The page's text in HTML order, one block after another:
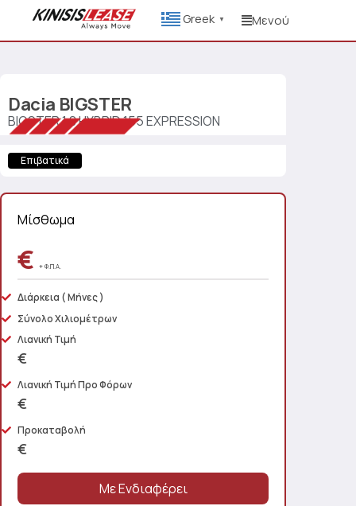
Greek ▼ Μενού
Dacia BIGSTER
BIGSTER 1.8 HYBRID 155 EXPRESSION
Επιβατικά
Μίσθωμα
€ + Φ.Π.Α.
Διάρκεια ( Μήνες )
Σύνολο Χιλιομέτρων
Λιανική Τιμή
€
Λιανική Τιμή Προ Φόρων
€
Προκαταβολή
€